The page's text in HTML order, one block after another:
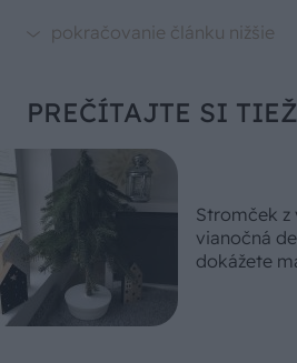
PREČÍTAJTE SI TIEŽ
Stromček z
vianočná
dokážete